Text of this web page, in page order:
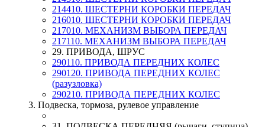
214410. ШЕСТЕРНИ КОРОБКИ ПЕРЕДАЧ
216010. ШЕСТЕРНИ КОРОБКИ ПЕРЕДАЧ
217010. МЕХАНИЗМ ВЫБОРА ПЕРЕДАЧ
217110. МЕХАНИЗМ ВЫБОРА ПЕРЕДАЧ
29. ПРИВОДА, ШРУС
290110. ПРИВОДА ПЕРЕДНИХ КОЛЕС
290120. ПРИВОДА ПЕРЕДНИХ КОЛЕС
(разузловка)
290210. ПРИВОДА ПЕРЕДНИХ КОЛЕС
3. Подвеска, тормоза, рулевое управление